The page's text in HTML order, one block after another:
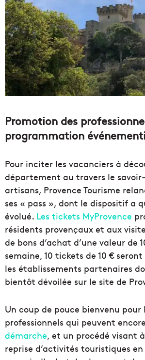
Promotion des
programmation
Pour inciter les vacanciers à
département au travers le
artisans, Provence Tourisme
ses « pass », dont le dispositif a
évolué. Les tickets MyProvence
résidents provençaux et aux
de bons d’achat d’une valeur de
semaine, 10 tickets de 10 €
les établissements partenaires
bientôt dévoilée sur le site de
Un coup de pouce bienvenu pour
professionnels qui peuvent encore
démarche, et un procédé visant
reprise d’activités touristiques